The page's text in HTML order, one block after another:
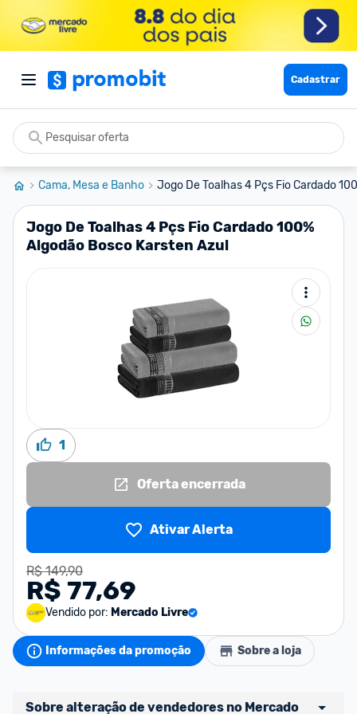
Cadastrar
Cama, Mesa e Banho Jogo De Toalhas 4 Pçs Fio Cardado
Jogo De Toalhas 4 Pçs Fio Cardado 100%
Algodão Bosco Karsten Azul
1
Oferta encerrada
Ativar Alerta
R$ 149,90
R$ 77,69
Vendido por: Mercado Livre
Informações da promoção Sobre a loja
Sobre alteração de vendedores no Mercado